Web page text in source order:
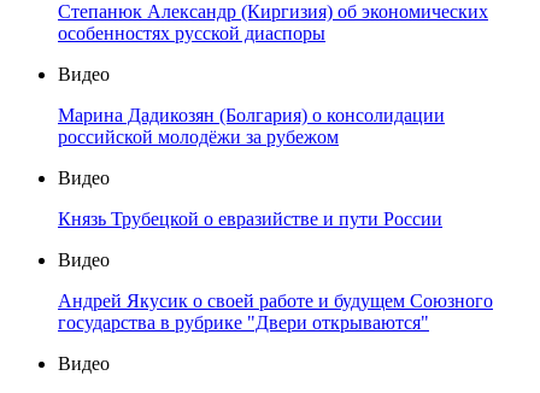
Степанюк Александр (Киргизия) об экономических
особенностях русской диаспоры
Видео
Марина Дадикозян (Болгария) о консолидации
российской молодёжи за рубежом
Видео
Князь Трубецкой о евразийстве и пути России
Видео
Андрей Якусик о своей работе и будущем Союзного
государства в рубрике "Двери открываются"
Видео